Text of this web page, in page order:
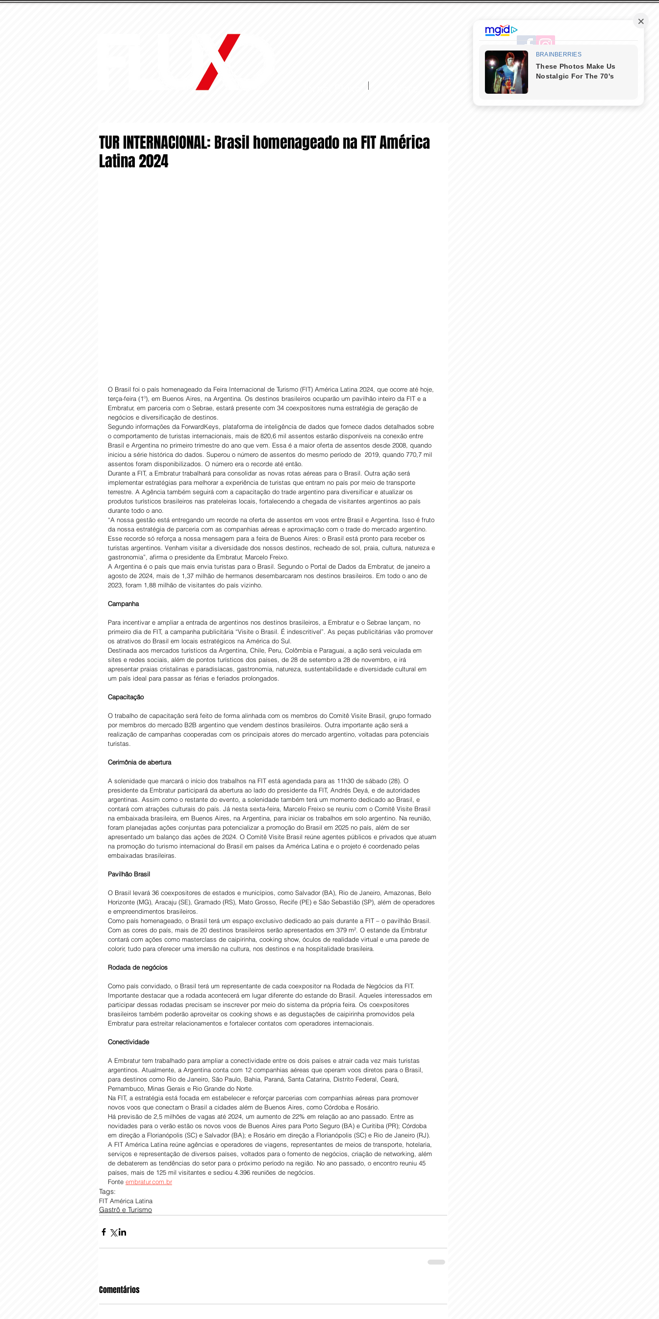
TUR INTERNACIONAL: Brasil homenageado na FIT América
Latina 2024
O Brasil foi o país homenageado da Feira Internacional de Turismo (FIT) América Latina 2024, que ocorre até hoje,
terça-feira (1º), em Buenos Aires, na Argentina. Os destinos brasileiros ocuparão um pavilhão inteiro da FIT e a
Embratur, em parceria com o Sebrae, estará presente com 34 coexpositores numa estratégia de geração de
negócios e diversificação de destinos.
Segundo informações da ForwardKeys, plataforma de inteligência de dados que fornece dados detalhados sobre
o comportamento de turistas internacionais, mais de 820,6 mil assentos estarão disponíveis na conexão entre
Brasil e Argentina no primeiro trimestre do ano que vem. Essa é a maior oferta de assentos desde 2008, quando
iniciou a série histórica do dados. Superou o número de assentos do mesmo período de  2019, quando 770,7 mil
assentos foram disponibilizados. O número era o recorde até então.
Durante a FIT, a Embratur trabalhará para consolidar as novas rotas aéreas para o Brasil. Outra ação será
implementar estratégias para melhorar a experiência de turistas que entram no país por meio de transporte
terrestre. A Agência também seguirá com a capacitação do trade argentino para diversificar e atualizar os
produtos turísticos brasileiros nas prateleiras locais, fortalecendo a chegada de visitantes argentinos ao país
durante todo o ano.
“A nossa gestão está entregando um recorde na oferta de assentos em voos entre Brasil e Argentina. Isso é fruto
da nossa estratégia de parceria com as companhias aéreas e aproximação com o trade do mercado argentino.
Esse recorde só reforça a nossa mensagem para a feira de Buenos Aires: o Brasil está pronto para receber os
turistas argentinos. Venham visitar a diversidade dos nossos destinos, recheado de sol, praia, cultura, natureza e
gastronomia”, afirma o presidente da Embratur, Marcelo Freixo.
A Argentina é o país que mais envia turistas para o Brasil. Segundo o Portal de Dados da Embratur, de janeiro a
agosto de 2024, mais de 1,37 milhão de hermanos desembarcaram nos destinos brasileiros. Em todo o ano de
2023, foram 1,88 milhão de visitantes do país vizinho.
Campanha
Para incentivar e ampliar a entrada de argentinos nos destinos brasileiros, a Embratur e o Sebrae lançam, no
primeiro dia de FIT, a campanha publicitária “Visite o Brasil. É indescritível”. As peças publicitárias vão promover
os atrativos do Brasil em locais estratégicos na América do Sul.
Destinada aos mercados turísticos da Argentina, Chile, Peru, Colômbia e Paraguai, a ação será veiculada em
sites e redes sociais, além de pontos turísticos dos países, de 28 de setembro a 28 de novembro, e irá
apresentar praias cristalinas e paradisíacas, gastronomia, natureza, sustentabilidade e diversidade cultural em
um país ideal para passar as férias e feriados prolongados.
Capacitação
O trabalho de capacitação será feito de forma alinhada com os membros do Comitê Visite Brasil, grupo formado
por membros do mercado B2B argentino que vendem destinos brasileiros. Outra importante ação será a
realização de campanhas cooperadas com os principais atores do mercado argentino, voltadas para potenciais
turistas.
Cerimônia de abertura
A solenidade que marcará o início dos trabalhos na FIT está agendada para as 11h30 de sábado (28). O
presidente da Embratur participará da abertura ao lado do presidente da FIT, Andrés Deyá, e de autoridades
argentinas. Assim como o restante do evento, a solenidade também terá um momento dedicado ao Brasil, e
contará com atrações culturais do país. Já nesta sexta-feira, Marcelo Freixo se reuniu com o Comitê Visite Brasil
na embaixada brasileira, em Buenos Aires, na Argentina, para iniciar os trabalhos em solo argentino. Na reunião,
foram planejadas ações conjuntas para potencializar a promoção do Brasil em 2025 no país, além de ser
apresentado um balanço das ações de 2024. O Comitê Visite Brasil reúne agentes públicos e privados que atuam
na promoção do turismo internacional do Brasil em países da América Latina e o projeto é coordenado pelas
embaixadas brasileiras.
Pavilhão Brasil
O Brasil levará 36 coexpositores de estados e municípios, como Salvador (BA), Rio de Janeiro, Amazonas, Belo
Horizonte (MG), Aracaju (SE), Gramado (RS), Mato Grosso, Recife (PE) e São Sebastião (SP), além de operadores
e empreendimentos brasileiros.
Como país homenageado, o Brasil terá um espaço exclusivo dedicado ao país durante a FIT – o pavilhão Brasil.
Com as cores do país, mais de 20 destinos brasileiros serão apresentados em 379 m². O estande da Embratur
contará com ações como masterclass de caipirinha, cooking show, óculos de realidade virtual e uma parede de
colorir, tudo para oferecer uma imersão na cultura, nos destinos e na hospitalidade brasileira.
Rodada de negócios
Como país convidado, o Brasil terá um representante de cada coexpositor na Rodada de Negócios da FIT.
Importante destacar que a rodada acontecerá em lugar diferente do estande do Brasil. Aqueles interessados em
participar dessas rodadas precisam se inscrever por meio do sistema da própria feira. Os coexpositores
brasileiros também poderão aproveitar os cooking shows e as degustações de caipirinha promovidos pela
Embratur para estreitar relacionamentos e fortalecer contatos com operadores internacionais.
Conectividade
A Embratur tem trabalhado para ampliar a conectividade entre os dois países e atrair cada vez mais turistas
argentinos. Atualmente, a Argentina conta com 12 companhias aéreas que operam voos diretos para o Brasil,
para destinos como Rio de Janeiro, São Paulo, Bahia, Paraná, Santa Catarina, Distrito Federal, Ceará,
Pernambuco, Minas Gerais e Rio Grande do Norte.
Na FIT, a estratégia está focada em estabelecer e reforçar parcerias com companhias aéreas para promover
novos voos que conectam o Brasil a cidades além de Buenos Aires, como Córdoba e Rosário.
Há previsão de 2,5 milhões de vagas até 2024, um aumento de 22% em relação ao ano passado. Entre as
novidades para o verão estão os novos voos de Buenos Aires para Porto Seguro (BA) e Curitiba (PR); Córdoba
em direção a Florianópolis (SC) e Salvador (BA); e Rosário em direção a Florianópolis (SC) e Rio de Janeiro (RJ).
A FIT América Latina reúne agências e operadores de viagens, representantes de meios de transporte, hotelaria,
serviços e representação de diversos países, voltados para o fomento de negócios, criação de networking, além
de debaterem as tendências do setor para o próximo período na região. No ano passado, o encontro reuniu 45
países, mais de 125 mil visitantes e sediou 4.396 reuniões de negócios.
Fonte embratur.com.br
Tags:
FIT América Latina
Gastrô e Turismo
Comentários